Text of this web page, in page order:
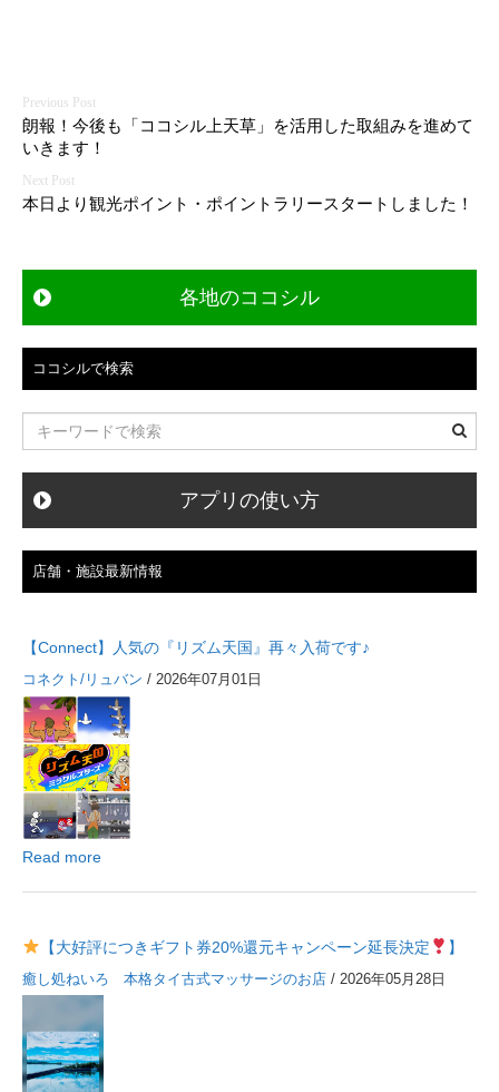
投
稿
ナ
ビ
ョ
朗報！今後も「ココシル上天草」を活用した取組みを進めて
いきます！
本日より観光ポイント・ポイントラリースタートしました！
各地のココシル
ココシルで検索
アプリの使い方
店舗・施設最新情報
【Connect】人気の『リズム天国』再々入荷です♪
コネクト/リュバン / 2026年07月01日
Read more
【大好評につきギフト券20%還元キャンペーン延長決定 】
癒し処ねいろ 本格タイ古式マッサージのお店 / 2026年05月28日